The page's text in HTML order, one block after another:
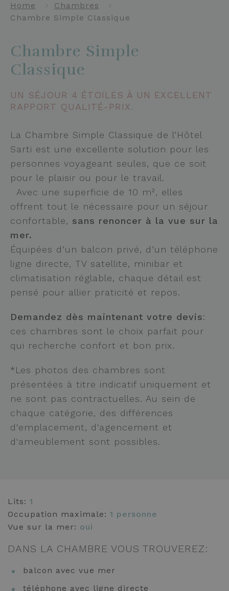
Home
Chambres
Chambre Simple Classique
Chambre Simple
Classique
UN SÉJOUR 4 ÉTOILES À UN EXCELLENT
RAPPORT QUALITÉ-PRIX.
La Chambre Simple Classique de l’Hôtel
Sarti est une excellente solution pour les
personnes voyageant seules, que ce soit
pour le plaisir ou pour le travail.
Avec une superficie de 10 m², elles
offrent tout le nécessaire pour un séjour
confortable, sans renoncer à la vue sur la
mer.
Équipées d’un balcon privé, d’un téléphone
ligne directe, TV satellite, minibar et
climatisation réglable, chaque détail est
pensé pour allier praticité et repos.
Demandez dès maintenant votre devis:
ces chambres sont le choix parfait pour
qui recherche confort et bon prix.
*Les photos des chambres sont
présentées à titre indicatif uniquement et
ne sont pas contractuelles. Au sein de
chaque catégorie, des différences
d'emplacement, d'agencement et
d'ameublement sont possibles.
Lits: 1
Occupation maximale: 1 personne
Vue sur la mer: oui
DANS LA CHAMBRE VOUS TROUVEREZ:
balcon avec vue mer
téléphone avec ligne directe